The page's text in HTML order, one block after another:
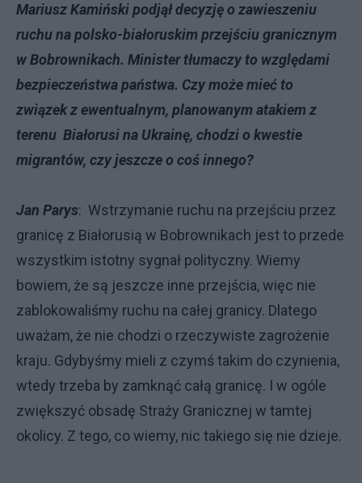
Mariusz Kamiński podjął decyzję o zawieszeniu
ruchu na polsko-białoruskim przejściu granicznym
w Bobrownikach. Minister tłumaczy to względami
bezpieczeństwa państwa. Czy może mieć to
związek z ewentualnym, planowanym atakiem z
terenu Białorusi na Ukrainę, chodzi o kwestie
migrantów, czy jeszcze o coś innego?
Jan Parys: Wstrzymanie ruchu na przejściu przez
granicę z Białorusią w Bobrownikach jest to przede
wszystkim istotny sygnał polityczny. Wiemy
bowiem, że są jeszcze inne przejścia, więc nie
zablokowaliśmy ruchu na całej granicy. Dlatego
uważam, że nie chodzi o rzeczywiste zagrożenie
kraju. Gdybyśmy mieli z czymś takim do czynienia,
wtedy trzeba by zamknąć całą granicę. I w ogóle
zwiększyć obsadę Straży Granicznej w tamtej
okolicy. Z tego, co wiemy, nic takiego się nie dzieje.